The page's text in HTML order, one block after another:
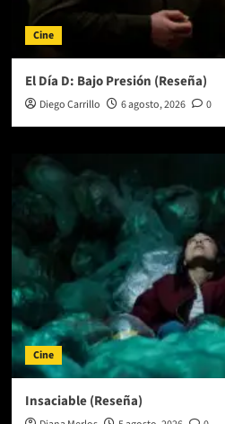
Cine
El Día D: Bajo Presión (Reseña)
Diego Carrillo 6 agosto, 2026 0
Cine
Insaciable (Reseña)